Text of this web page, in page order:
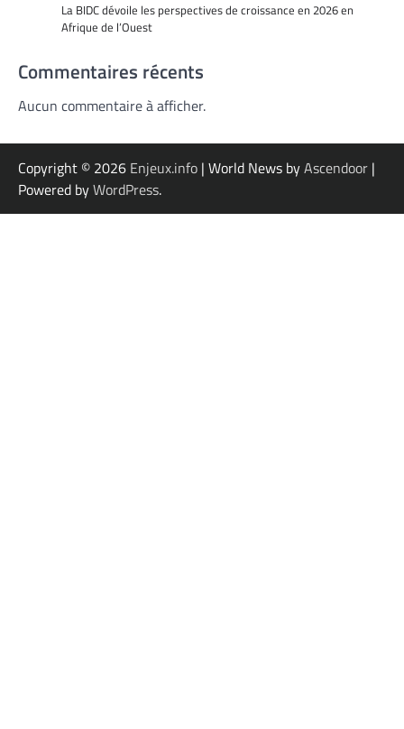
La BIDC dévoile les perspectives de croissance en 2026 en
Afrique de l’Ouest
Commentaires récents
Aucun commentaire à afficher.
Copyright © 2026 Enjeux.info | World News byAscendoor |
Powered byWordPress.